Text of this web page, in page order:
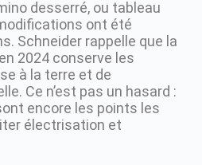
desserré, ou tableau
ont été
Schneider rappelle que la
2024 conserve les
à la terre et de
Ce n’est pas un hasard :
encore les points les
électrisation et